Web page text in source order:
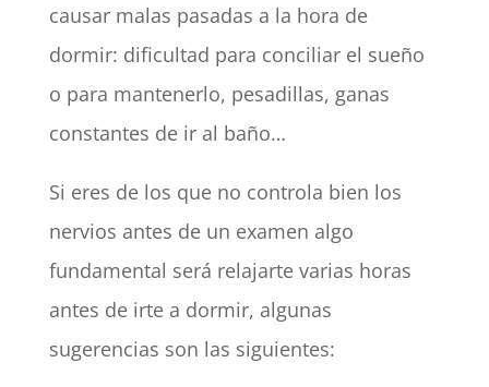
causar malas pasadas a la hora de
dormir: dificultad para conciliar el sueño
o para mantenerlo, pesadillas, ganas
constantes de ir al baño…
Si eres de los que no controla bien los
nervios antes de un examen algo
fundamental será relajarte varias horas
antes de irte a dormir, algunas
sugerencias son las siguientes: